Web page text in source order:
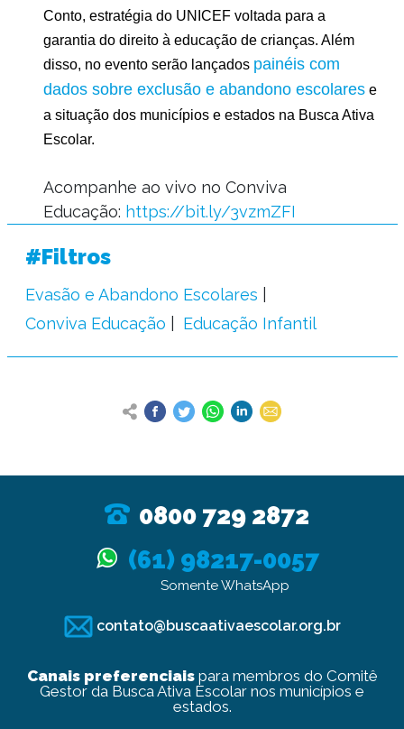
Conto, estratégia do UNICEF voltada para a
garantia do direito à educação de crianças. Além
disso, no evento serão lançados painéis com
dados sobre exclusão e abandono escolarese
a situação dos municípios e estados na Busca Ativa
Escolar.
Acompanhe ao vivo no Conviva
Educação: https://bit.ly/3vzmZFI
#Filtros
Evasão e Abandono Escolares
Conviva Educação
Educação Infantil
0800 729 2872
(61) 98217-0057
Somente WhatsApp
contato@buscaativaescolar.org.br
Canais preferenciaispara membros do Comitê
Gestor da Busca Ativa Escolar nos municípios e
estados.